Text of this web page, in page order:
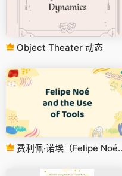
Object Theater 动态
费利佩·诺埃（Felipe Noé）和工具的使用